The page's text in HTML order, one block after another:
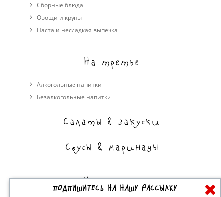
Сборные блюда
Овощи и крупы
Паста и несладкая выпечка
На третье
Алкогольные напитки
Безалкогольные напитки
Салаты & закуски
Соусы & маринады
На сладкое
ПОДПИШИТЕСЬ НА НАШУ РАССЫЛКУ